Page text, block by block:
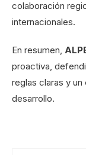
colaboración
internacionales.
En resumen,
proactiva,
reglas claras y
desarrollo.